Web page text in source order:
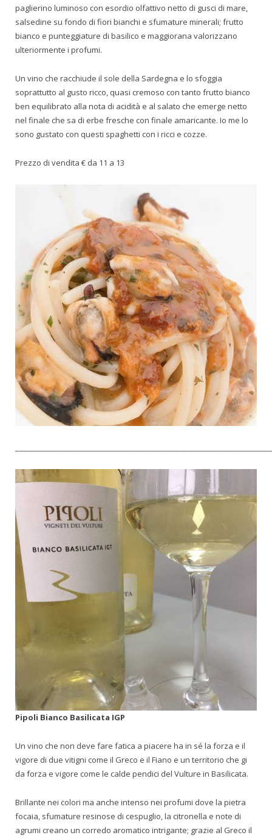
paglierino luminoso con esordio olfattivo netto di gusci di mare,
salsedine su fondo di fiori bianchi e sfumature minerali; frutto
bianco e punteggiature di basilico e maggiorana valorizzano
ulteriormente i profumi.
Un vino che racchiude il sole della Sardegna e lo sfoggia
soprattutto al gusto ricco, quasi cremoso con tanto frutto bianco
ben equilibrato alla nota di acidità e al salato che emerge netto
nel finale che sa di erbe fresche con finale amaricante. Io me lo
sono gustato con questi spaghetti con i ricci e cozze.
Prezzo di vendita € da 11 a 13
Pipoli Bianco Basilicata IGP
Un vino che non deve fare fatica a piacere ha in sé la forza e il
vigore di due vitigni come il Greco e il Fiano e un territorio che gi
da forza e vigore come le calde pendici del Vulture in Basilicata.
Brillante nei colori ma anche intenso nei profumi dove la pietra
focaia, sfumature resinose di cespuglio, la citronella e note di
agrumi creano un corredo aromatico intrigante; grazie al Greco il